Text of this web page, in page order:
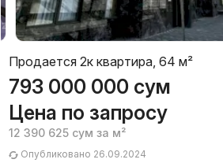
Продается 2к квартира, 64 м²
793 000 000 сум
Цена по запросу
12 390 625 сум за м²
Опубликовано 26.09.2024